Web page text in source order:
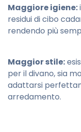
Maggiore igiene:
residui di cibo
rendendo più
Maggior stile:
per il divano, sia
adattarsi
arredamento.